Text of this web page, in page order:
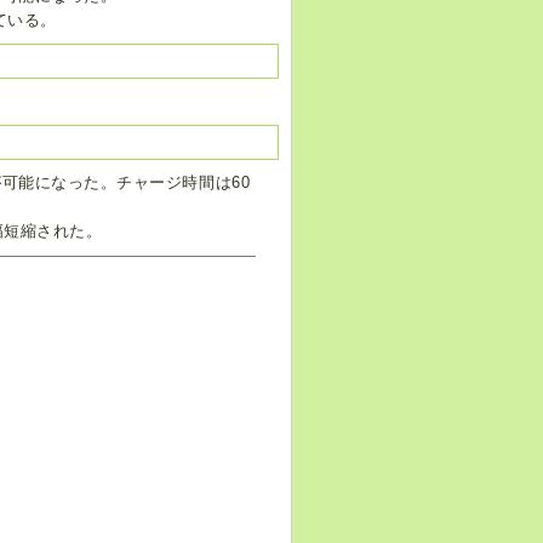
る。
能になった。チャージ時間は60
縮された。